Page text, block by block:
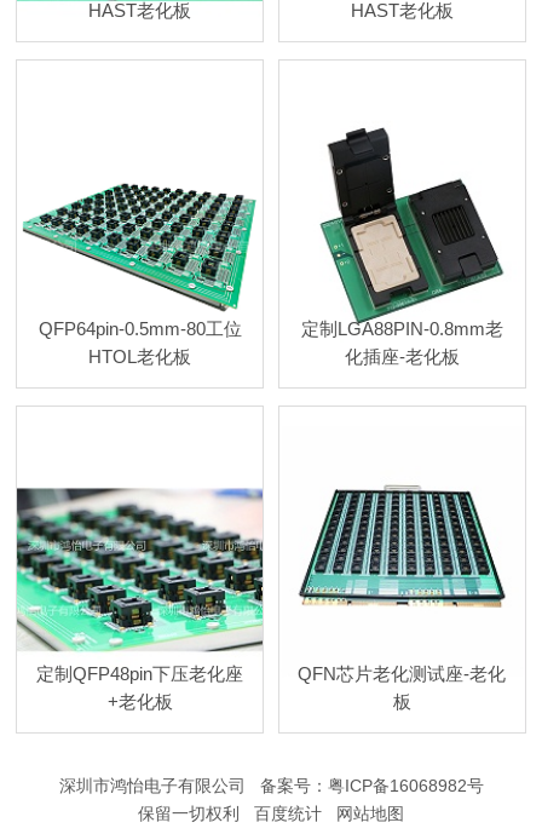
HAST老化板
HAST老化板
QFP64pin-0.5mm-80工位
HTOL老化板
定制LGA88PIN-0.8mm老
化插座-老化板
定制QFP48pin下压老化座
+老化板
QFN芯片老化测试座-老化
板
深圳市鸿怡电子有限公司 备案号： 粤ICP备16068982号
保留一切权利 百度统计
网站地图